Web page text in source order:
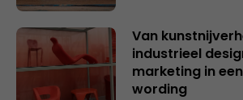
Van
industrieel
marketing in
wording